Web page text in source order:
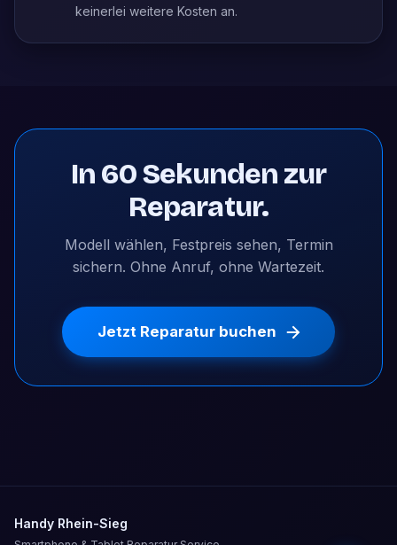
keinerlei weitere Kosten an.
In 60 Sekunden zur
Reparatur.
Modell wählen, Festpreis sehen, Termin
sichern. Ohne Anruf, ohne Wartezeit.
Jetzt Reparatur buchen
Handy Rhein-Sieg